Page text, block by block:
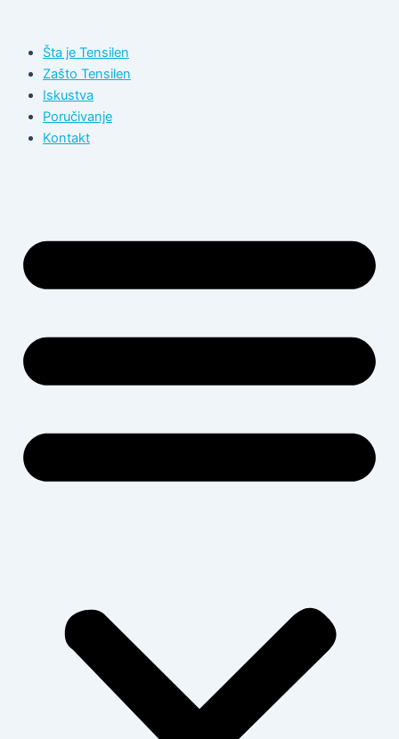
садржајŠta je Tensilen
Zašto Tensilen
Iskustva
Poručivanje
Kontakt